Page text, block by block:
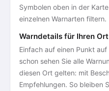
Symbolen oben in der
einzelnen Warnarten filtern.
Warndetails für Ihren Ort
Einfach auf einen Punkt
schon sehen Sie alle
diesen Ort gelten: mit
Empfehlungen. So bleiben